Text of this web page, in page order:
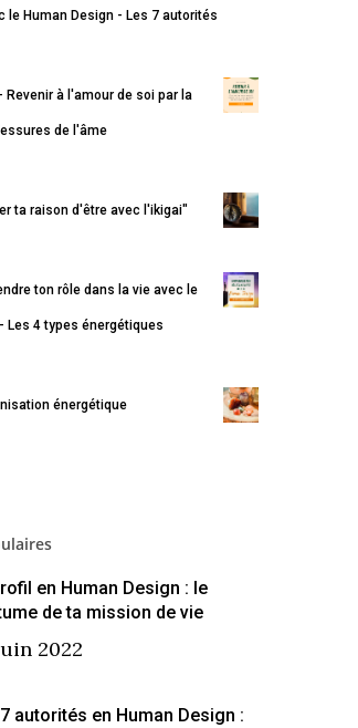
le Human Design - Les 7 autorités
Revenir à l'amour de soi par la
de l'âme
ta raison d'être avec l'ikigai"
ton rôle dans la vie avec le
Les 4 types énergétiques
énergétique
en Human Design : le
de ta mission de vie
2022
autorités en Human Design :